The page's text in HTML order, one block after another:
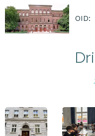
OID: